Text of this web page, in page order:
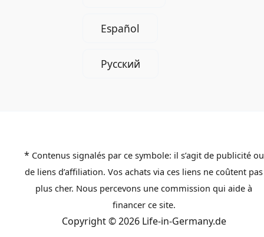
Español
Русский
* Contenus signalés par ce symbole: il s’agit de publicité ou
de liens d’affiliation. Vos achats via ces liens ne coûtent pas
plus cher. Nous percevons une commission qui aide à
financer ce site.
Copyright © 2026 Life-in-Germany.de